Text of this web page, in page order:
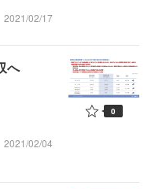
2021/02/17
へ
2021/02/04
0